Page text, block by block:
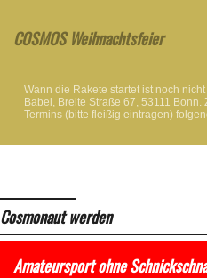
COSMOS Weihnachtsfeier
Wann die Rakete startet ist noch
Babel, Breite Straße 67, 53111
Termins (bitte fleißig eintragen)
Cosmonaut werden
Amateursport ohne